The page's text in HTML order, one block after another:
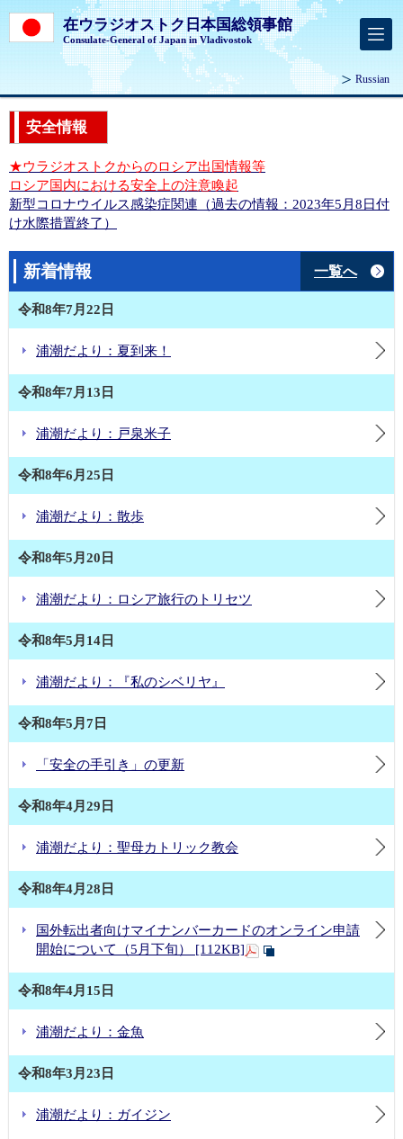
在ウラジオストク日本国総領事館
Consulate-General of Japan in Vladivostok
Russian
安全情報
★ウラジオストクからのロシア出国情報等
ロシア国内における安全上の注意喚起
新型コロナウイルス感染症関連（過去の情報：2023年5月8日付
け水際措置終了）
新着情報 一覧へ
令和8年7月22日
浦潮だより：夏到来！
令和8年7月13日
浦潮だより：戸泉米子
令和8年6月25日
浦潮だより：散歩
令和8年5月20日
浦潮だより：ロシア旅行のトリセツ
令和8年5月14日
浦潮だより：『私のシベリヤ』
令和8年5月7日
「安全の手引き」の更新
令和8年4月29日
浦潮だより：聖母カトリック教会
令和8年4月28日
国外転出者向けマイナンバーカードのオンライン申請
開始について（5月下旬） [112KB]
令和8年4月15日
浦潮だより：金魚
令和8年3月23日
浦潮だより：ガイジン